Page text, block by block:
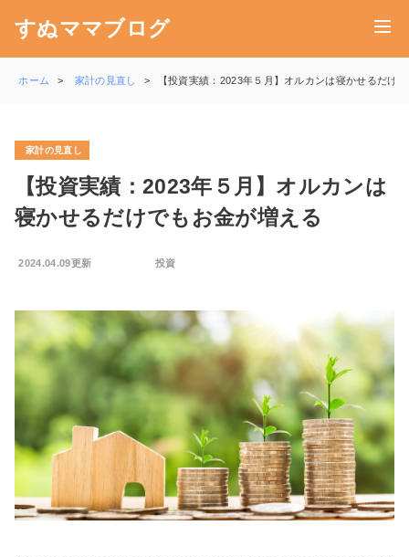
すぬママブログ
ホーム 家計の見直し 【投資実績：2023年５月】オルカンは寝かせるだけ
家計の見直し
【投資実績：2023年５月】オルカンは
寝かせるだけでもお金が増える
2024.04.09更新 投資